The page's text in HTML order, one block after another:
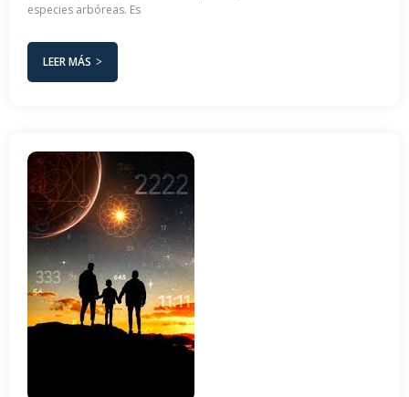
especies arbóreas. Es
LEER MÁS